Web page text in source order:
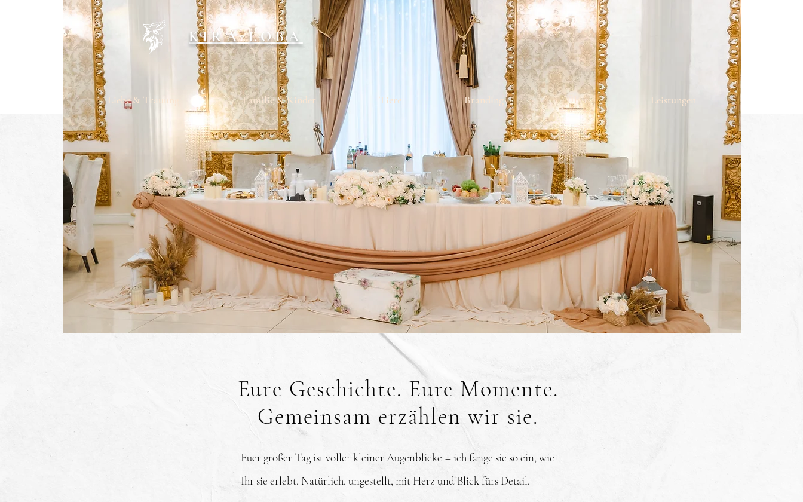
KIRA LOBA
Liebe & Trauung Familie & Kinder Tiere Branding Über Leistungen
Eure Geschichte. Eure Momente.
Gemeinsam erzählen wir sie.
Euer großer Tag ist voller kleiner Augenblicke – ich fange sie so ein, wie
Ihr sie erlebt. Natürlich, ungestellt, mit Herz und Blick fürs Detail.